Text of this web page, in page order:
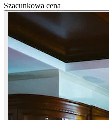
Szacunkowa cena